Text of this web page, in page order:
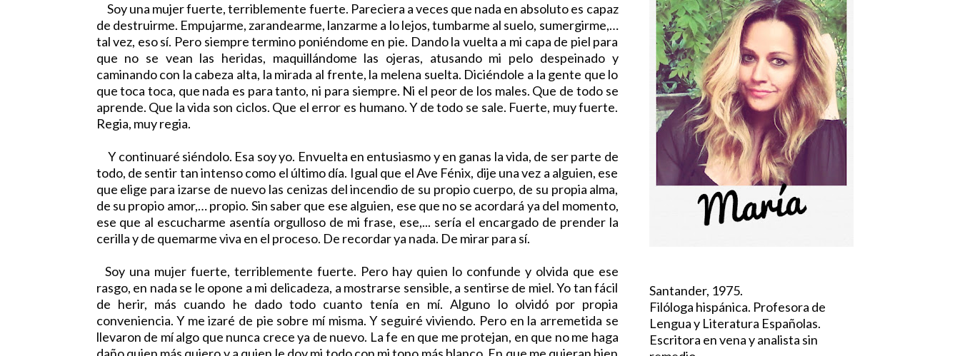
Soy una mujer fuerte, terriblemente fuerte. Pareciera a veces que nada en absoluto es capaz
de destruirme. Empujarme, zarandearme, lanzarme a lo lejos, tumbarme al suelo, sumergirme,…
tal vez, eso sí. Pero siempre termino poniéndome en pie. Dando la vuelta a mi capa de piel para
que no se vean las heridas, maquillándome las ojeras, atusando mi pelo despeinado y
caminando con la cabeza alta, la mirada al frente, la melena suelta. Diciéndole a la gente que lo
que toca toca, que nada es para tanto, ni para siempre. Ni el peor de los males. Que de todo se
aprende. Que la vida son ciclos. Que el error es humano. Y de todo se sale. Fuerte, muy fuerte.
Regia, muy regia.
Y continuaré siéndolo. Esa soy yo. Envuelta en entusiasmo y en ganas la vida, de ser parte de
todo, de sentir tan intenso como el último día. Igual que el Ave Fénix, dije una vez a alguien, ese
que elige para izarse de nuevo las cenizas del incendio de su propio cuerpo, de su propia alma,
de su propio amor,… propio. Sin saber que ese alguien, ese que no se acordará ya del momento,
ese que al escucharme asentía orgulloso de mi frase, ese,... sería el encargado de prender la
cerilla y de quemarme viva en el proceso. De recordar ya nada. De mirar para sí.
Soy una mujer fuerte, terriblemente fuerte. Pero hay quien lo confunde y olvida que ese
rasgo, en nada se le opone a mi delicadeza, a mostrarse sensible, a sentirse de miel. Yo tan fácil
de herir, más cuando he dado todo cuanto tenía en mí. Alguno lo olvidó por propia
conveniencia. Y me izaré de pie sobre mí misma. Y seguiré viviendo. Pero en la arremetida se
llevaron de mí algo que nunca crece ya de nuevo. La fe en que me protejan, en que no me haga
Santander, 1975.
Filóloga hispánica. Profesora de
Lengua y Literatura Españolas.
Escritora en vena y analista sin